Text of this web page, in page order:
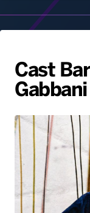
Notizie
Gallery
Radio
Voce al
Battiti
Cast
Gabbani